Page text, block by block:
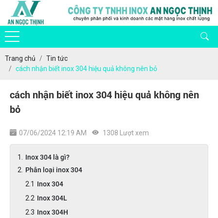
Trang chủ
Tin tức
cách nhận biết inox 304 hiệu quả không nên bỏ
cách nhận biết inox 304 hiệu quả không nên
bỏ
07/06/2024 12:19 AM 1308 Lượt xem
Inox 304 là gì?
Phân loại inox 304
Inox 304
Inox 304L
Inox 304H